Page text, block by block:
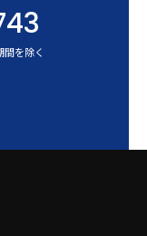
を除く